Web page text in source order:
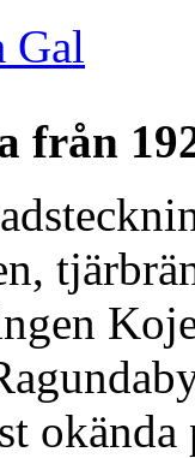
Gal
från
okända